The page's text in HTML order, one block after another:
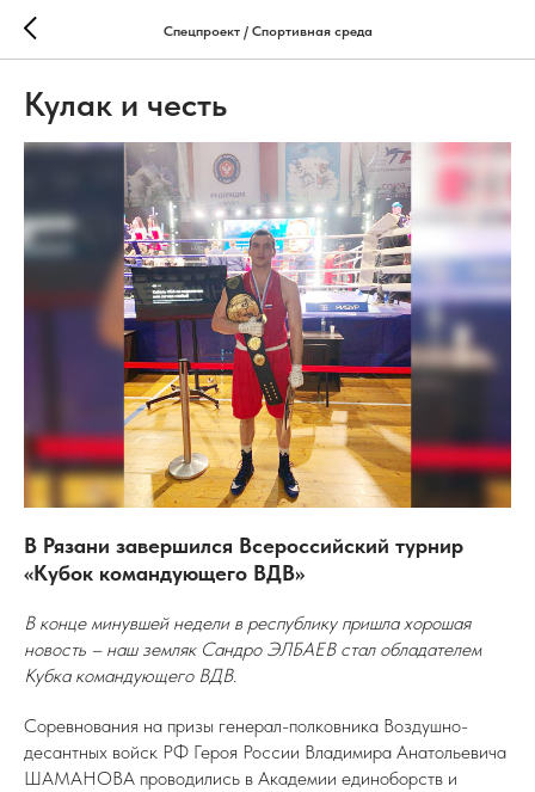
Спецпроект / Спортивная среда
Кулак и честь
В Рязани завершился Всероссийский турнир
«Кубок командующего ВДВ»
В конце минувшей недели в республику пришла хорошая
новость – наш земляк Сандро ЭЛБАЕВ стал обладателем
Кубка командующего ВДВ.
Соревнования на призы генерал-полковника Воздушно-
десантных войск РФ Героя России Владимира Анатольевича
ШАМАНОВА проводились в Академии единоборств и